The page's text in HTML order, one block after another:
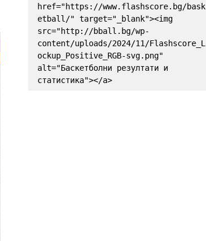
href="https://www.flashscore.bg/bask
etball/" target="_blank"><img
src="http://bball.bg/wp-
content/uploads/2024/11/Flashscore_L
ockup_Positive_RGB-svg.png"
alt="Баскетболни резултати и
статистика"></a>